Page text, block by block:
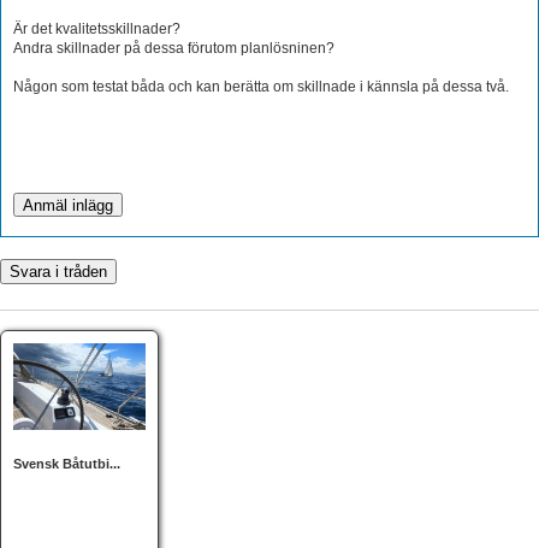
Är det kvalitetsskillnader?
Andra skillnader på dessa förutom planlösninen?
Någon som testat båda och kan berätta om skillnade i kännsla på dessa två.
Svensk Båtutbi...